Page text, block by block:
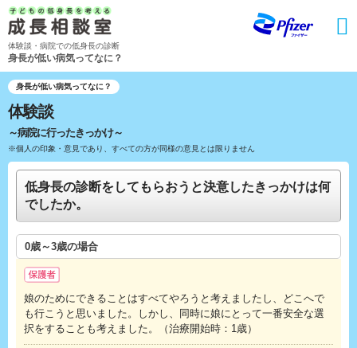
体験談・病院での低身長の診断
身長が低い病気ってなに？
身長が低い病気ってなに？
体験談
～病院に行ったきっかけ～
※個人の印象・意見であり、すべての方が同様の意見とは限りません
低身長の診断をしてもらおうと決意したきっかけは何
でしたか。
0歳～3歳の場合
娘のためにできることはすべてやろうと考えましたし、どこへで
も行こうと思いました。しかし、同時に娘にとって一番安全な選
択をすることも考えました。（治療開始時：1歳）